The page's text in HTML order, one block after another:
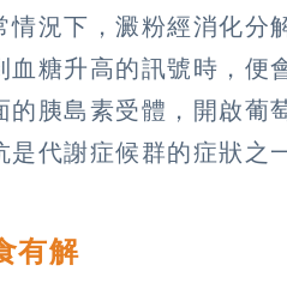
況下，澱粉經消化分
糖升高的訊號時，便
胰島素受體，開啟葡
代謝症候群的症狀之
有解